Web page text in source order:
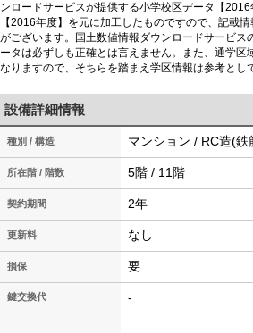
ンロードサービスが提供する小学校区データ【
【2016年度】を元に加工したものですので、記載
がございます。国土数値情報ダウンロードサービス
ータは必ずしも正確とは言えません。また、通学区
なりますので、そちらを踏まえ学区情報は参考とし
設備詳細情報
種別 / 構造 マンション / RC造(
所在階 / 階数 5階 / 11階
契約期間 2年
更新料 なし
損保 要
鍵交換代 -